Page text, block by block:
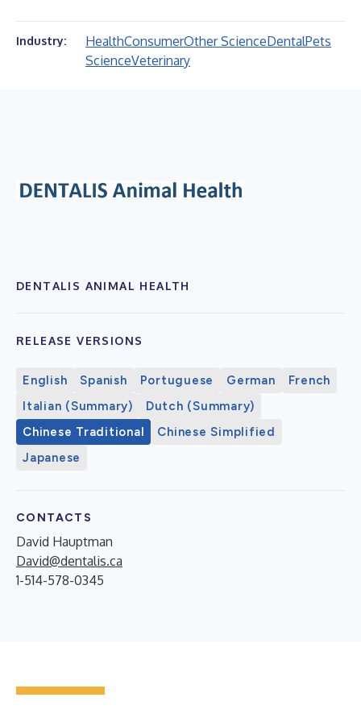
Industry: HealthConsumerOther ScienceDentalPets
ScienceVeterinary
DENTALIS ANIMAL HEALTH
RELEASE VERSIONS
English Spanish Portuguese German
French
Italian (Summary)
Dutch (Summary)
Chinese Traditional
Chinese Simplified
Japanese
CONTACTS
David Hauptman
David@dentalis.ca
1-514-578-0345